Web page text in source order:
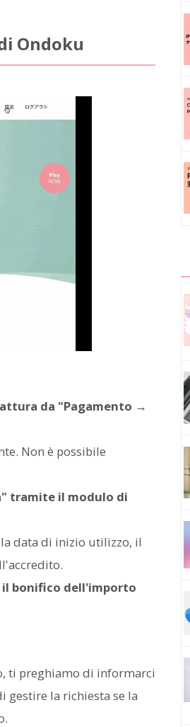
Ondoku
da "Pagamento →
Non è possibile
tramite il modulo di
data di inizio utilizzo, il
bonifico dell'importo
ti preghiamo di informarci
gestire la richiesta se la